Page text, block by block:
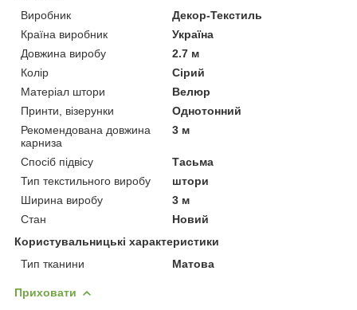
Виробник
Декор-Текстиль
Країна виробник
Україна
Довжина виробу
2.7 м
Колір
Сірий
Матеріал штори
Велюр
Принти, візерунки
Однотонний
Рекомендована довжина
карниза
3 м
Спосіб підвісу
Тасьма
Тип текстильного виробу
штори
Ширина виробу
3 м
Стан
Новий
Користувальницькі характеристики
Тип тканини
Матова
Приховати